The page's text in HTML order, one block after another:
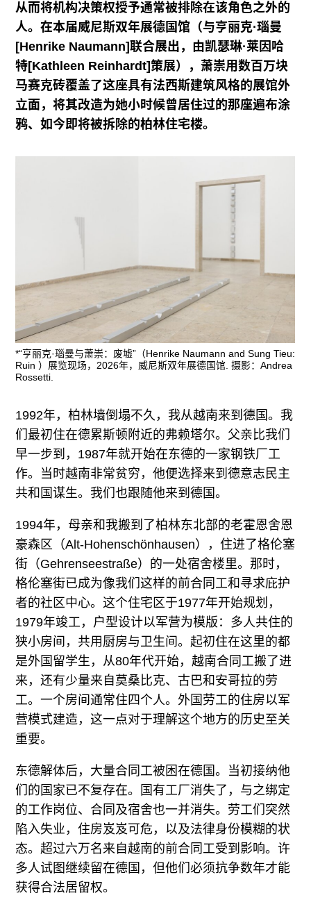
从而将机构决策权授予通常被排除在该角色之外的
人。在本届威尼斯双年展德国馆（与亨丽克·瑙曼
[Henrike Naumann]联合展出，由凯瑟琳·莱因哈
特[Kathleen Reinhardt]策展），萧崇用数百万块
马赛克砖覆盖了这座具有法西斯建筑风格的展馆外
立面，将其改造为她小时候曾居住过的那座遍布涂
鸦、如今即将被拆除的柏林住宅楼。
*“亨丽克·瑙曼与萧崇：废墟”（Henrike Naumann and Sung Tieu:
Ruin ）展览现场，2026年，威尼斯双年展德国馆. 摄影：Andrea
Rossetti.
1992年，柏林墙倒塌不久，我从越南来到德国。我
们最初住在德累斯顿附近的弗赖塔尔。父亲比我们
早一步到，1987年就开始在东德的一家钢铁厂工
作。当时越南非常贫穷，他便选择来到德意志民主
共和国谋生。我们也跟随他来到德国。
1994年，母亲和我搬到了柏林东北部的老霍恩舍恩
豪森区（Alt-Hohenschönhausen），住进了格伦塞
街（Gehrenseestraße）的一处宿舍楼里。那时，
格伦塞街已成为像我们这样的前合同工和寻求庇护
者的社区中心。这个住宅区于1977年开始规划，
1979年竣工，户型设计以军营为模版：多人共住的
狭小房间，共用厨房与卫生间。起初住在这里的都
是外国留学生，从80年代开始，越南合同工搬了进
来，还有少量来自莫桑比克、古巴和安哥拉的劳
工。一个房间通常住四个人。外国劳工的住房以军
营模式建造，这一点对于理解这个地方的历史至关
重要。
东德解体后，大量合同工被困在德国。当初接纳他
们的国家已不复存在。国有工厂消失了，与之绑定
的工作岗位、合同及宿舍也一并消失。劳工们突然
陷入失业，住房岌岌可危，以及法律身份模糊的状
态。超过六万名来自越南的前合同工受到影响。许
多人试图继续留在德国，但他们必须抗争数年才能
获得合法居留权。